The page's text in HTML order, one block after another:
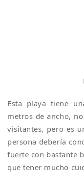
Esta playa tiene
metros de ancho,
visitantes, pero es
persona debería
fuerte con bastante
que tener mucho